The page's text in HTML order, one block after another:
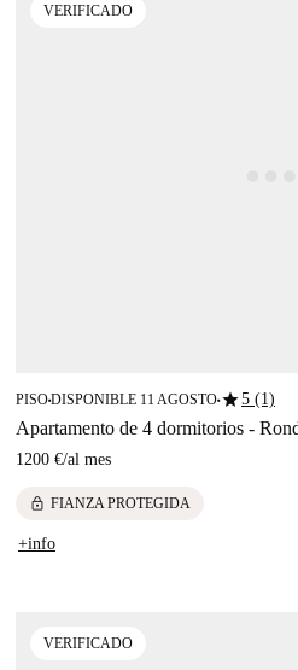
VERIFICADO
PISO■DISPONIBLE 11 AGOSTO■star5 (1)
Apartamento de 4 dormitorios -
1200 €/al mes
lock FIANZA PROTEGIDA
+info
VERIFICADO